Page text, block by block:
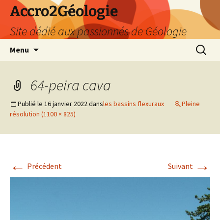
Accro2Géologie
Site dédié aux passionnés de Géologie
Menu
64-peira cava
Publié le 16 janvier 2022dansles bassins flexuraux
Pleine
résolution (1100 × 825)
← Précédent Suivant →